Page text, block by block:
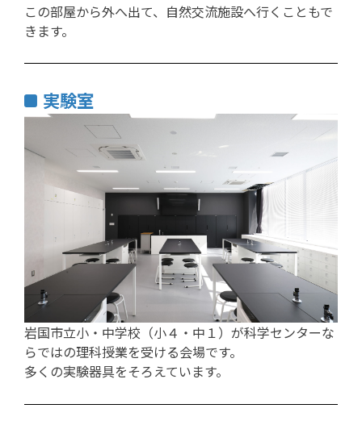
この部屋から外へ出て、自然交流施設へ行くこともで
きます。
実験室
岩国市立小・中学校（小４・中１）が科学センターな
らではの理科授業を受ける会場です。
多くの実験器具をそろえています。